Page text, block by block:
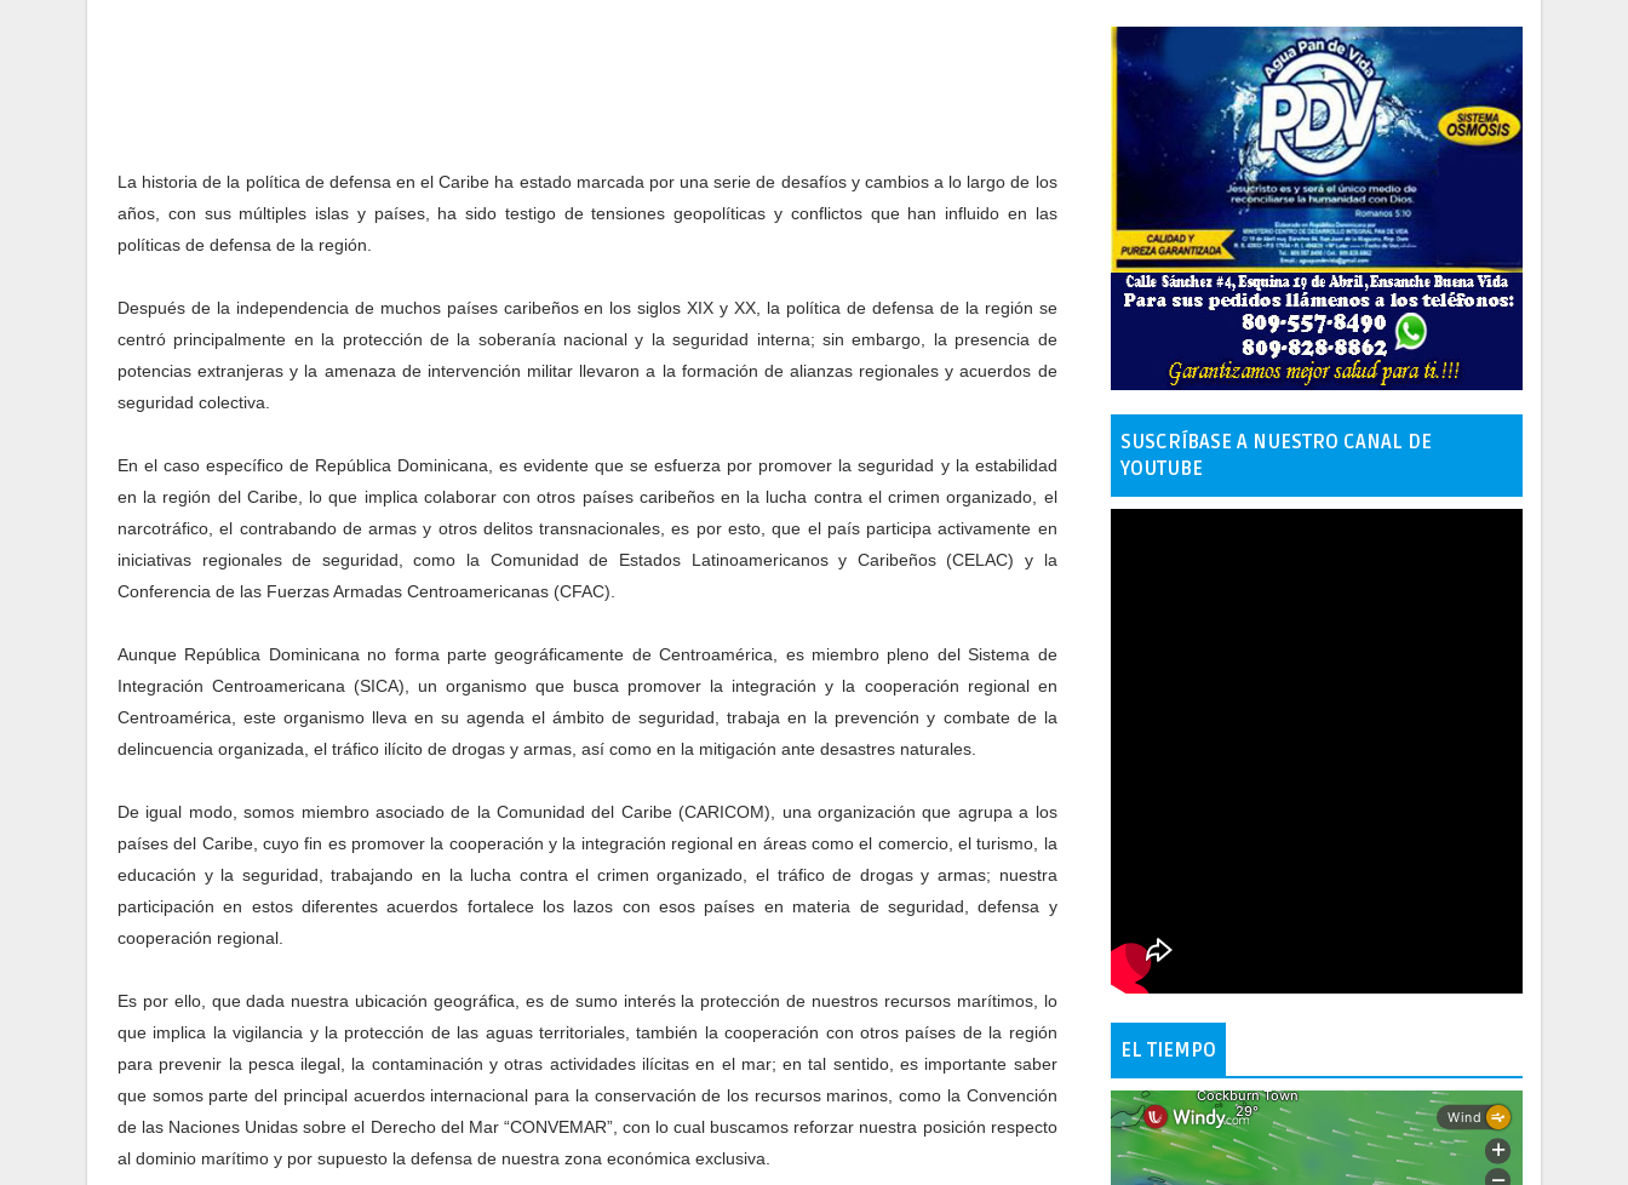
La historia de la política de defensa en el Caribe ha estado marcada por una serie de desafíos y cambios a lo largo de los
años, con sus múltiples islas y países, ha sido testigo de tensiones geopolíticas y conflictos que han influido en las
políticas de defensa de la región.
Después de la independencia de muchos países caribeños en los siglos XIX y XX, la política de defensa de la región se
centró principalmente en la protección de la soberanía nacional y la seguridad interna; sin embargo, la presencia de
potencias extranjeras y la amenaza de intervención militar llevaron a la formación de alianzas regionales y acuerdos de
seguridad colectiva.
En el caso específico de República Dominicana, es evidente que se esfuerza por promover la seguridad y la estabilidad
en la región del Caribe, lo que implica colaborar con otros países caribeños en la lucha contra el crimen organizado, el
narcotráfico, el contrabando de armas y otros delitos transnacionales, es por esto, que el país participa activamente en
iniciativas regionales de seguridad, como la Comunidad de Estados Latinoamericanos y Caribeños (CELAC) y la
Conferencia de las Fuerzas Armadas Centroamericanas (CFAC).
Aunque República Dominicana no forma parte geográficamente de Centroamérica, es miembro pleno del Sistema de
Integración Centroamericana (SICA), un organismo que busca promover la integración y la cooperación regional en
Centroamérica, este organismo lleva en su agenda el ámbito de seguridad, trabaja en la prevención y combate de la
delincuencia organizada, el tráfico ilícito de drogas y armas, así como en la mitigación ante desastres naturales.
De igual modo, somos miembro asociado de la Comunidad del Caribe (CARICOM), una organización que agrupa a los
países del Caribe, cuyo fin es promover la cooperación y la integración regional en áreas como el comercio, el turismo, la
educación y la seguridad, trabajando en la lucha contra el crimen organizado, el tráfico de drogas y armas; nuestra
participación en estos diferentes acuerdos fortalece los lazos con esos países en materia de seguridad, defensa y
cooperación regional.
Es por ello, que dada nuestra ubicación geográfica, es de sumo interés la protección de nuestros recursos marítimos, lo
que implica la vigilancia y la protección de las aguas territoriales, también la cooperación con otros países de la región
para prevenir la pesca ilegal, la contaminación y otras actividades ilícitas en el mar; en tal sentido, es importante saber
que somos parte del principal acuerdos internacional para la conservación de los recursos marinos, como la Convención
de las Naciones Unidas sobre el Derecho del Mar “CONVEMAR”, con lo cual buscamos reforzar nuestra posición respecto
al dominio marítimo y por supuesto la defensa de nuestra zona económica exclusiva.
SUSCRÍBASE A NUESTRO CANAL DE
YOUTUBE
EL TIEMPO